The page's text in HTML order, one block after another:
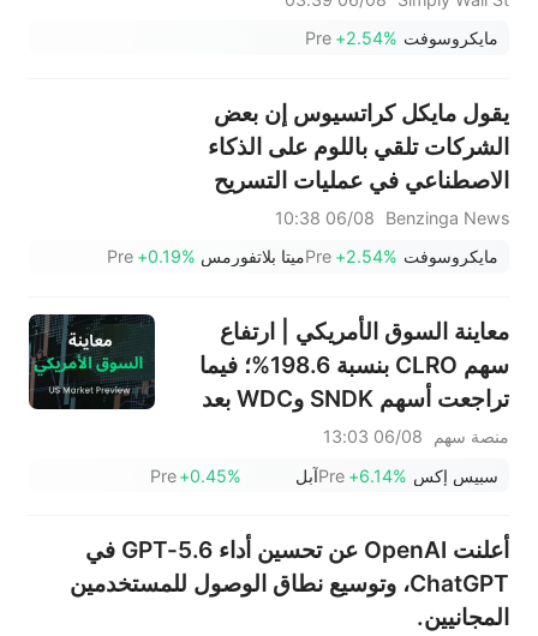
مدفوعة بتقنية OpenAI.
مايكروسوفت +2.54%
Pre
يقول مايكل كراتسيوس إن بعض
الشركات تلقي باللوم على الذكاء
الاصطناعي في عمليات التسريح
لأنه "يحظى بتغطية إعلامية أفضل".
Benzinga News
06/08 10:38
مايكروسوفت +2.54%
Preميتا بلاتفورمس +0.19%
Pre
معاينة السوق الأمريكي | ارتفاع
سهم CLRO بنسبة 198.6%؛ فيما
تراجعت أسهم SNDK وWDC بعد
إعلان النتائج، بالتزامن مع تأكيد
ماسك قوة الطلب على وحدات
تداولات ما قبل الافتتاح، مع بدء أول
عملية فك حظر لأسهمه اليوم
منصة سهم
06/08 13:03
سبيس إكس +6.14%
Preآبل +0.45%
Pre
أعلنت OpenAI عن تحسين أداء GPT-5.6 في
ChatGPT، وتوسيع نطاق الوصول للمستخدمين
المجانيين.